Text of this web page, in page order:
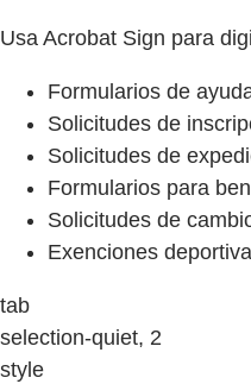
Usa Acrobat Sign para
Formularios de
Solicitudes de
Solicitudes de
Formularios para
Solicitudes de
Exenciones
tab
selection-quiet, 2
style